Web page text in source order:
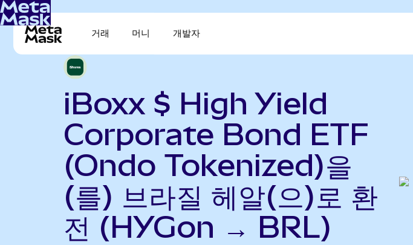
거래 머니 개발자
iBoxx $ High Yield
Corporate Bond ETF
(Ondo Tokenized)을
(를) 브라질 헤알(으)로 환
전 (HYGon → BRL)